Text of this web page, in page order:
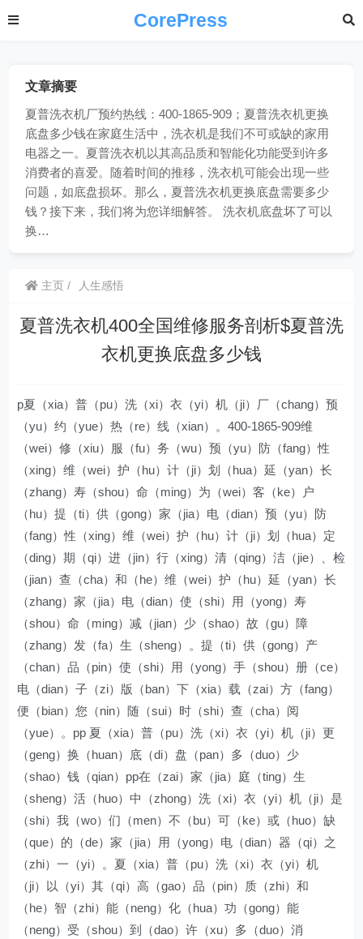
CorePress
文章摘要
夏普洗衣机厂预约热线：400-1865-909；夏普洗衣机更换
底盘多少钱在家庭生活中，洗衣机是我们不可或缺的家用
电器之一。夏普洗衣机以其高品质和智能化功能受到许多
消费者的喜爱。随着时间的推移，洗衣机可能会出现一些
问题，如底盘损坏。那么，夏普洗衣机更换底盘需要多少
钱？接下来，我们将为您详细解答。 洗衣机底盘坏了可以
换…
主页 人生感悟
夏普洗衣机400全国维修服务剖析$夏普洗
衣机更换底盘多少钱
p夏（xia）普（pu）洗（xi）衣（yi）机（ji）厂（chang）预
（yu）约（yue）热（re）线（xian）。400-1865-909维
（wei）修（xiu）服（fu）务（wu）预（yu）防（fang）性
（xing）维（wei）护（hu）计（ji）划（hua）延（yan）长
（zhang）寿（shou）命（ming）为（wei）客（ke）户
（hu）提（ti）供（gong）家（jia）电（dian）预（yu）防
（fang）性（xing）维（wei）护（hu）计（ji）划（hua）定
（ding）期（qi）进（jin）行（xing）清（qing）洁（jie）、检
（jian）查（cha）和（he）维（wei）护（hu）延（yan）长
（zhang）家（jia）电（dian）使（shi）用（yong）寿
（shou）命（ming）减（jian）少（shao）故（gu）障
（zhang）发（fa）生（sheng）。提（ti）供（gong）产
（chan）品（pin）使（shi）用（yong）手（shou）册（ce）
电（dian）子（zi）版（ban）下（xia）载（zai）方（fang）
便（bian）您（nin）随（sui）时（shi）查（cha）阅
（yue）。pp 夏（xia）普（pu）洗（xi）衣（yi）机（ji）更
（geng）换（huan）底（di）盘（pan）多（duo）少
（shao）钱（qian）pp在（zai）家（jia）庭（ting）生
（sheng）活（huo）中（zhong）洗（xi）衣（yi）机（ji）是
（shi）我（wo）们（men）不（bu）可（ke）或（huo）缺
（que）的（de）家（jia）用（yong）电（dian）器（qi）之
（zhi）一（yi）。夏（xia）普（pu）洗（xi）衣（yi）机
（ji）以（yi）其（qi）高（gao）品（pin）质（zhi）和
（he）智（zhi）能（neng）化（hua）功（gong）能
（neng）受（shou）到（dao）许（xu）多（duo）消